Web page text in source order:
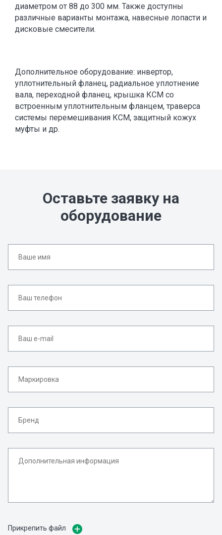
диаметром от 88 до 300 мм. Также доступны
различные варианты монтажа, навесные лопасти и
дисковые смесители.
Дополнительное оборудование: инвертор,
уплотнительный фланец, радиальное уплотнение
вала, переходной фланец, крышка КСМ со
встроенным уплотнительным фланцем, траверса
системы перемешивания КСМ, защитный кожух
муфты и др.
Оставьте заявку на
оборудование
Прикрепить файл